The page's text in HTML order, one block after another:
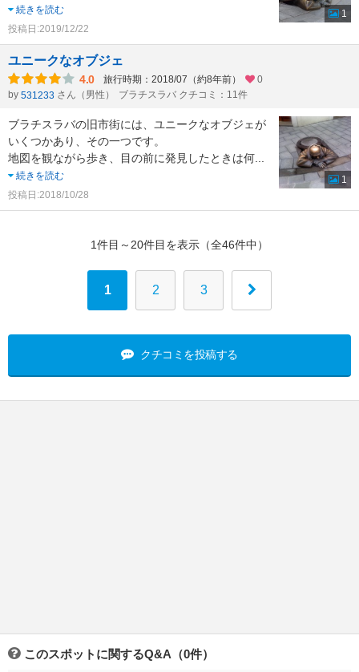
続きを読む
投稿日:2019/12/22
1
ユニークなオブジェ
4.0 旅行時期：2018/07（約8年前）
0
by 531233 さん（男性） ブラチスラバ クチコミ：11件
ブラチスラバの旧市街には、ユニークなオブジェが
いくつかあり、その一つです。
地図を観ながら歩き、目の前に発見したときは何
続きを読む
投稿日:2018/10/28
1
1件目～20件目を表示（全46件中）
1 2 3
クチコミを投稿する
このスポットに関するQ&A（0件）